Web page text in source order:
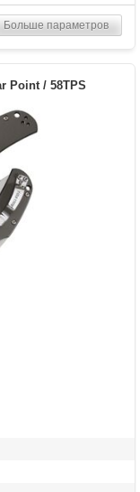
Больше параметров
Point / 58TPS